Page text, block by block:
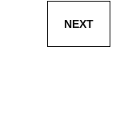
NEXT